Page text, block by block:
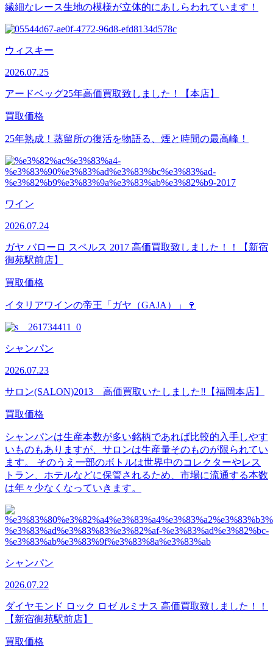
繊細なレース生地の模様が立体的にあしらわれています！
ウィスキー
2026.07.25
アードベッグ25年高価買取致しました！【本店】
買取価格
25年熟成！蒸留所の復活を物語る、煙と時間の最高峰！
ワイン
2026.07.24
ガヤ バローロ スペルス 2017 高価買取致しました！！【新宿
御苑駅前店】
買取価格
イタリアワインの帝王「ガヤ（GAJA）」🍷
シャンパン
2026.07.23
サロン(SALON)2013 高価買取いたしました‼【福岡本店】
買取価格
シャンパンは生産本数が多い銘柄であれば比較的入手しやす
いものもありますが、サロンは生産量そのものが限られてい
ます。 そのうえ一部のボトルは世界中のコレクターやレス
トラン、ホテルなどに保管されるため、市場に流通する本数
は年々少なくなっていきます。
シャンパン
2026.07.22
ダイヤモンド ロック ロゼ ルミナス 高価買取致しました！！
【新宿御苑駅前店】
買取価格